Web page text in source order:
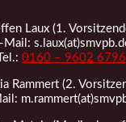
Laux (1.
Mail:
Tel.: 0160 – 9602 6796
Rammert (2.